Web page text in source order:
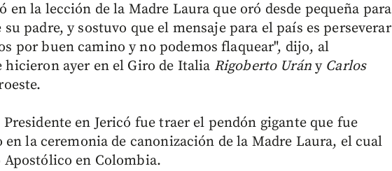
en la lección de la Madre Laura que oró desde pequeña para
padre, y sostuvo que el mensaje para el país es perseverar
por buen camino y no podemos flaquear", dijo, al
ayer en el Giro de Italia Rigoberto Urány Carlos
en Jericó fue traer el pendón gigante que fue
en la ceremonia de canonización de la Madre Laura, el cual
en Colombia.